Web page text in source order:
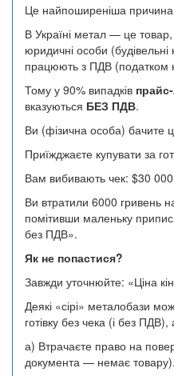
Це найпоширеніша причина
В Україні метал — це
юридичні особи
працюють з ПДВ (податком
Тому у 90% випадків
вказуються БЕЗ ПДВ.
Ви (фізична особа) бачите
Приїжджаєте купувати за
Вам вибивають чек: $30
Ви втратили 6000 гривень
помітивши маленьку
без ПДВ».
Як не попастися?
Завжди уточнюйте: «Ціна
Деякі «сірі» металобази
готівку без чека (і без ПДВ),
а) Втрачаєте право на
документа — немає товару).